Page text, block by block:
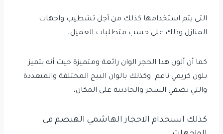
التي يتم استخدامها كذلك من أجل تشطيب واجهات
المنازل وذلك على حسب متطلبات العميل،
كما أن ألون هذا الحجر الوان رائعة ومتميزة حيث أنه يتميز
بلون كريمي ناعم وكذلك بالوان البيج المختلفة والمتعددة
والتي تضفي السحر والجاذبية على المكان،
كذلك استخدام الاحجار الهاشمي الهيصم فى